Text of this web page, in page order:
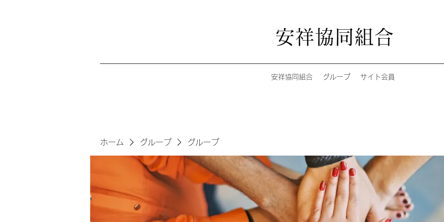
安祥協同組合
安祥協同組合 グループ サイト会員
ホーム グループ グループ